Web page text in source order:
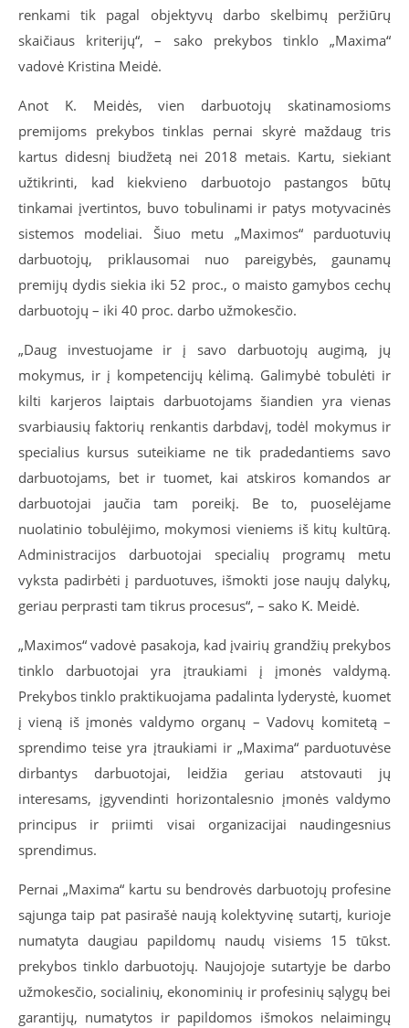
renkami tik pagal objektyvų darbo skelbimų peržiūrų
skaičiaus kriterijų“, – sako prekybos tinklo „Maxima“
vadovė Kristina Meidė.
Anot K. Meidės, vien darbuotojų skatinamosioms
premijoms prekybos tinklas pernai skyrė maždaug tris
kartus didesnį biudžetą nei 2018 metais. Kartu, siekiant
užtikrinti, kad kiekvieno darbuotojo pastangos būtų
tinkamai įvertintos, buvo tobulinami ir patys motyvacinės
sistemos modeliai. Šiuo metu „Maximos“ parduotuvių
darbuotojų, priklausomai nuo pareigybės, gaunamų
premijų dydis siekia iki 52 proc., o maisto gamybos cechų
darbuotojų – iki 40 proc. darbo užmokesčio.
„Daug investuojame ir į savo darbuotojų augimą, jų
mokymus, ir į kompetencijų kėlimą. Galimybė tobulėti ir
kilti karjeros laiptais darbuotojams šiandien yra vienas
svarbiausių faktorių renkantis darbdavį, todėl mokymus ir
specialius kursus suteikiame ne tik pradedantiems savo
darbuotojams, bet ir tuomet, kai atskiros komandos ar
darbuotojai jaučia tam poreikį. Be to, puoselėjame
nuolatinio tobulėjimo, mokymosi vieniems iš kitų kultūrą.
Administracijos darbuotojai specialių programų metu
vyksta padirbėti į parduotuves, išmokti jose naujų dalykų,
geriau perprasti tam tikrus procesus“, – sako K. Meidė.
„Maximos“ vadovė pasakoja, kad įvairių grandžių prekybos
tinklo darbuotojai yra įtraukiami į įmonės valdymą.
Prekybos tinklo praktikuojama padalinta lyderystė, kuomet
į vieną iš įmonės valdymo organų – Vadovų komitetą –
sprendimo teise yra įtraukiami ir „Maxima“ parduotuvėse
dirbantys darbuotojai, leidžia geriau atstovauti jų
interesams, įgyvendinti horizontalesnio įmonės valdymo
principus ir priimti visai organizacijai naudingesnius
sprendimus.
Pernai „Maxima“ kartu su bendrovės darbuotojų profesine
sąjunga taip pat pasirašė naują kolektyvinę sutartį, kurioje
numatyta daugiau papildomų naudų visiems 15 tūkst.
prekybos tinklo darbuotojų. Naujojoje sutartyje be darbo
užmokesčio, socialinių, ekonominių ir profesinių sąlygų bei
garantijų, numatytos ir papildomos išmokos nelaimingų